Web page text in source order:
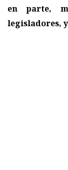
en parte,
legisladores,